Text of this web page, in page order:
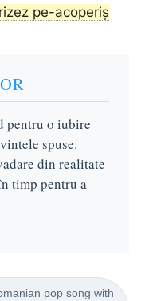
pe-acoperiș
pentru o iubire
spuse.
din realitate
timp pentru a
pop song with